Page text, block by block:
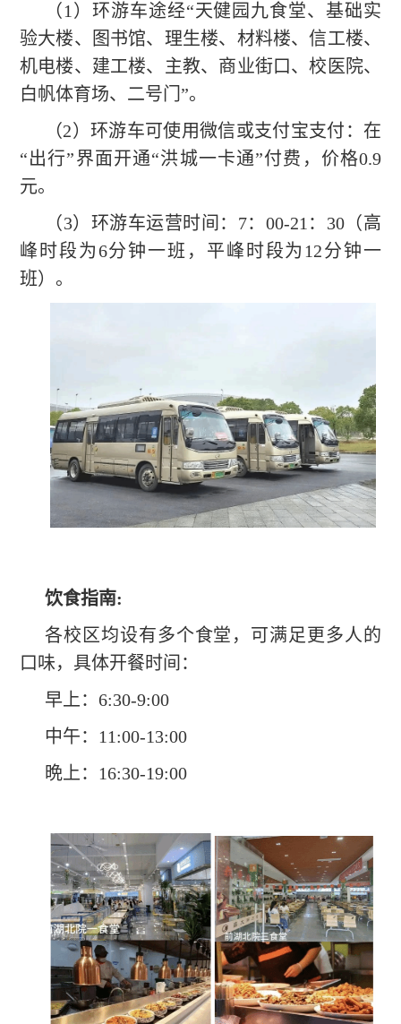
（1）环游车途经“天健园九食堂、基础实
验大楼、图书馆、理生楼、材料楼、信工楼、
机电楼、建工楼、主教、商业街口、校医院、
白帆体育场、二号门”。
（2）环游车可使用微信或支付宝支付：在
“出行”界面开通“洪城一卡通”付费，价格0.9
元。
（3）环游车运营时间：7：00-21：30（高
峰时段为6分钟一班，平峰时段为12分钟一
班）。
饮食指南:
各校区均设有多个食堂，可满足更多人的
口味，具体开餐时间：
早上：6:30-9:00
中午：11:00-13:00
晩上：16:30-19:00